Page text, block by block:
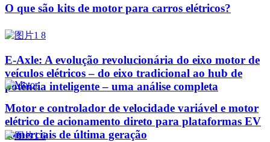
O que são kits de motor para carros elétricos?
E-Axle: A evolução revolucionária do eixo motor de
veículos elétricos – do eixo tradicional ao hub de
potência inteligente – uma análise completa
Motor e controlador de velocidade variável e motor
elétrico de acionamento direto para plataformas EV
comerciais de última geração